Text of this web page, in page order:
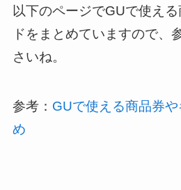
以下のページでGUで使え
ドをまとめていますので、
さいね。
参考： GUで使える商品券
め